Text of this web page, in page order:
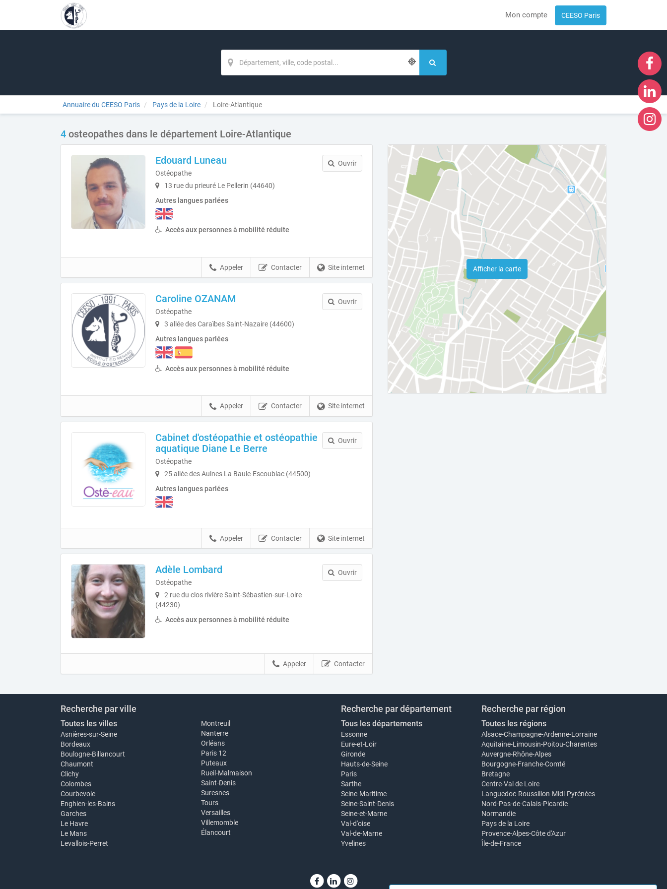
Mon compte CEESO Paris
Annuaire du CEESO Paris Pays de la Loire Loire-Atlantique
4 osteopathes dans le département Loire-Atlantique
Edouard Luneau
Ostéopathe
13 rue du prieuré Le Pellerin (44640)
Autres langues parlées
Accès aux personnes à mobilité réduite
Ouvrir
Site internet
Contacter
Appeler
Caroline OZANAM
Ostéopathe
3 allée des Caraïbes Saint-Nazaire (44600)
Autres langues parlées
Accès aux personnes à mobilité réduite
Ouvrir
Site internet
Contacter
Appeler
Cabinet d'ostéopathie et ostéopathie
aquatique Diane Le Berre
Ostéopathe
25 allée des Aulnes La Baule-Escoublac (44500)
Autres langues parlées
Ouvrir
Site internet
Contacter
Appeler
Adèle Lombard
Ostéopathe
2 rue du clos rivière Saint-Sébastien-sur-Loire
(44230)
Accès aux personnes à mobilité réduite
Ouvrir
Contacter
Appeler
Afficher la carte
Recherche par ville
Toutes les villes
Asnières-sur-Seine
Bordeaux
Boulogne-Billancourt
Chaumont
Clichy
Colombes
Courbevoie
Enghien-les-Bains
Garches
Le Havre
Le Mans
Levallois-Perret
Montreuil
Nanterre
Orléans
Paris 12
Puteaux
Rueil-Malmaison
Saint-Denis
Suresnes
Tours
Versailles
Villemomble
Élancourt
Recherche par département
Tous les départements
Essonne
Eure-et-Loir
Gironde
Hauts-de-Seine
Paris
Sarthe
Seine-Maritime
Seine-Saint-Denis
Seine-et-Marne
Val-d'oise
Val-de-Marne
Yvelines
Recherche par région
Toutes les régions
Alsace-Champagne-Ardenne-Lorraine
Aquitaine-Limousin-Poitou-Charentes
Auvergne-Rhône-Alpes
Bourgogne-Franche-Comté
Bretagne
Centre-Val de Loire
Languedoc-Roussillon-Midi-Pyrénées
Nord-Pas-de-Calais-Picardie
Normandie
Pays de la Loire
Provence-Alpes-Côte d'Azur
Île-de-France